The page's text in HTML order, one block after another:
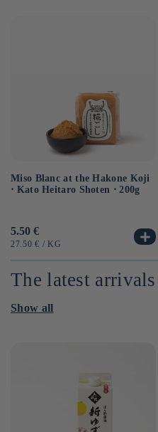
Miso Blanc at the Hakone Koji
⋅ Kato Heitaro Shoten ⋅ 200g
Usual
price
5.50 €
UNIT
27.50 € / BY
KG
The latest arrivals
Show all